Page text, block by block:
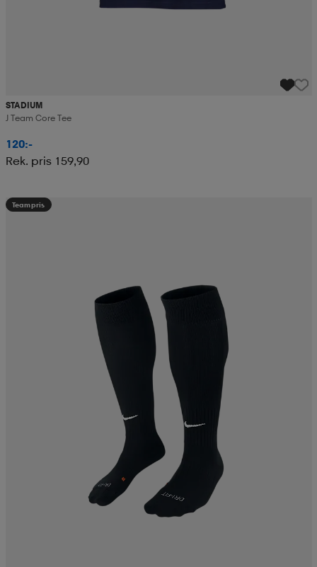
STADIUM
J Team Core Tee
120:-
Rek. pris 159,90
Teampris